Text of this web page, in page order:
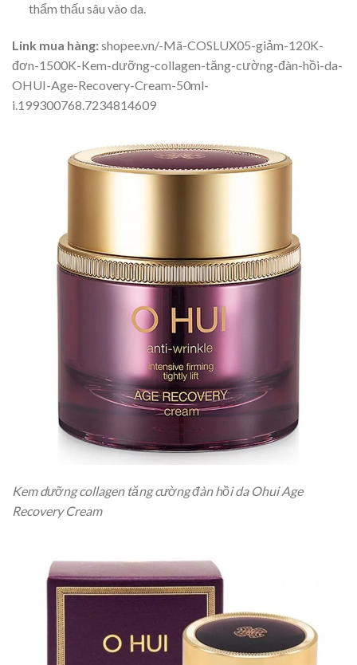
thẩm thấu sâu vào da.
Link mua hàng:shopee.vn/-Mã-COSLUX05-giảm-120K-
đơn-1500K-Kem-dưỡng-collagen-tăng-cường-đàn-hồi-da-
OHUI-Age-Recovery-Cream-50ml-
i.199300768.7234814609
Kem dưỡng collagen tăng cường đàn hồi da Ohui Age
Recovery Cream